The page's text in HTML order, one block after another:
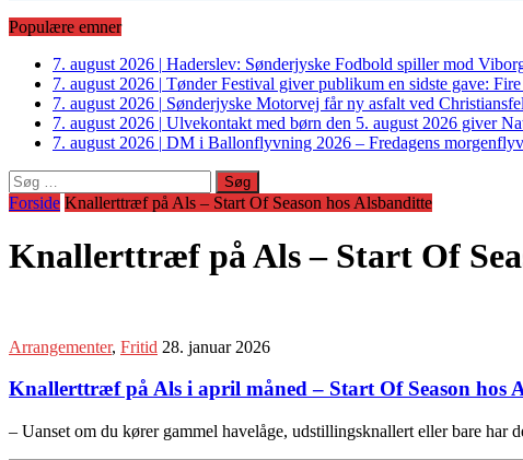
Populære emner
7. august 2026 | Haderslev: Sønderjyske Fodbold spiller mod
7. august 2026 | Tønder Festival giver publikum en sidste gave:
7. august 2026 | Sønderjyske Motorvej får ny asfalt ved
7. august 2026 | Ulvekontakt med børn den 5. august 2026 giver
7. august 2026 | DM i Ballonflyvning 2026 – Fredagens
Søg
efter:
Forside Knallerttræf på Als – Start Of Season hos Alsbanditte
Knallerttræf på Als – Start Of
Arrangementer, Fritid 28. januar 2026
Knallerttræf på Als i april måned – Start Of Season hos
– Uanset om du kører gammel havelåge, udstillingsknallert eller bare har